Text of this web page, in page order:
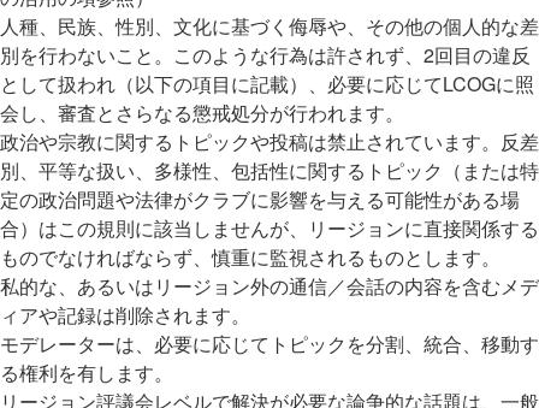
人種、民族、性別、文化に基づく侮辱や、その他の個人的な差
別を行わないこと。このような行為は許されず、2回目の違反
として扱われ（以下の項目に記載）、必要に応じてLCOGに照
会し、審査とさらなる懲戒処分が行われます。
政治や宗教に関するトピックや投稿は禁止されています。反差
別、平等な扱い、多様性、包括性に関するトピック（または特
定の政治問題や法律がクラブに影響を与える可能性がある場
合）はこの規則に該当しませんが、リージョンに直接関係する
ものでなければならず、慎重に監視されるものとします。
私的な、あるいはリージョン外の通信／会話の内容を含むメデ
ィアや記録は削除されます。
モデレーターは、必要に応じてトピックを分割、統合、移動す
る権利を有します。
リージョン評議会レベルで解決が必要な論争的な話題は、一般